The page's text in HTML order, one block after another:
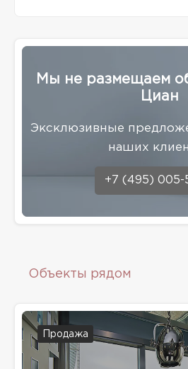
Мы не размещаем
Циан
Эксклюзивные
наших
+7 (495) 005-
Объекты рядом
Продажа